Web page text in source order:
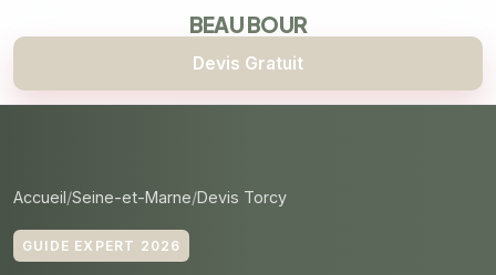
BEAU BOUR
Devis Gratuit
Accueil Seine-et-Marne Devis Torcy
GUIDE EXPERT 2026